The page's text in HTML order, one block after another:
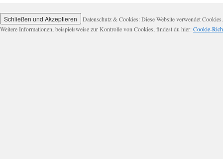
Datenschutz & Cookies: Diese Website verwendet
Weitere Informationen, beispielsweise zur Kontrolle von Cookies, findest du hier: Cookie-